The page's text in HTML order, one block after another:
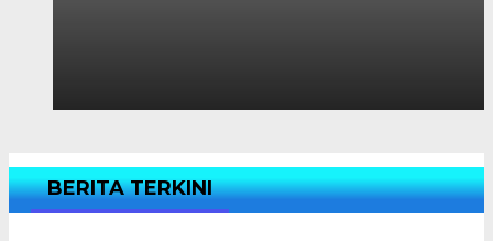
BERITA TERKINI